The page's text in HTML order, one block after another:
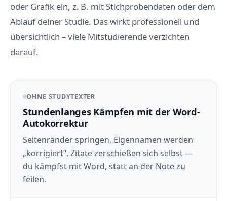
oder Grafik ein, z. B. mit Stichprobendaten oder dem
Ablauf deiner Studie. Das wirkt professionell und
übersichtlich – viele Mitstudierende verzichten
darauf.
OHNE STUDYTEXTER
Stundenlanges Kämpfen mit der Word-
Autokorrektur
Seitenränder springen, Eigennamen werden
„korrigiert“, Zitate zerschießen sich selbst —
du kämpfst mit Word, statt an der Note zu
feilen.